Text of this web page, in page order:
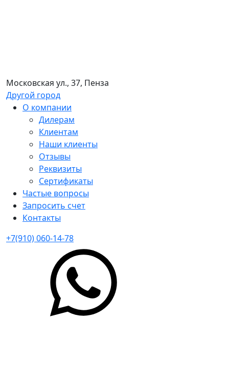
Московская ул., 37, Пенза
Другой город
О компании
Дилерам
Клиентам
Наши клиенты
Отзывы
Реквизиты
Сертификаты
Частые вопросы
Запросить счет
Контакты
+7(910) 060-14-78